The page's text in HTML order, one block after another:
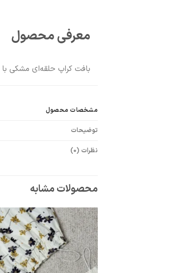
معرفی محصول
بافت کراپ حلقه‌ای مشکی با تراکم بالا؛ نرم،
مشخصات محصول
توضیحات
نظرات (0)
محصولات مشابه